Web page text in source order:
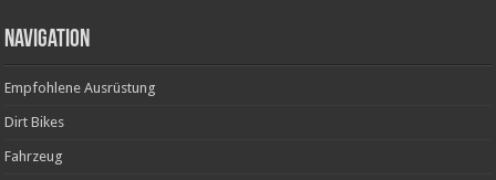
Navigation
Empfohlene Ausrüstung
Dirt Bikes
Fahrzeug